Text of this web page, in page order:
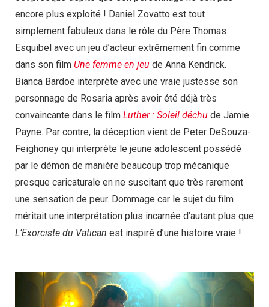
encore plus exploité ! Daniel Zovatto est tout
simplement fabuleux dans le rôle du Père Thomas
Esquibel avec un jeu d’acteur extrêmement fin comme
dans son film Une femme en jeu de Anna Kendrick.
Bianca Bardoe interprète avec une vraie justesse son
personnage de Rosaria après avoir été déjà très
convaincante dans le film Luther : Soleil déchu de Jamie
Payne. Par contre, la déception vient de Peter DeSouza-
Feighoney qui interprète le jeune adolescent possédé
par le démon de manière beaucoup trop mécanique
presque caricaturale en ne suscitant que très rarement
une sensation de peur. Dommage car le sujet du film
méritait une interprétation plus incarnée d’autant plus que
L’Exorciste du Vatican est inspiré d’une histoire vraie !